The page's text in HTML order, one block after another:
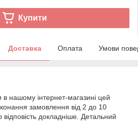
Купити
Доставка Оплата Умови
нашому інтернет-магазині цей
замовлення від 2 до 10
докладніше. Детальний